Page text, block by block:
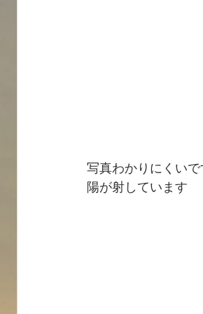
写真わかりにくい
陽が射しています